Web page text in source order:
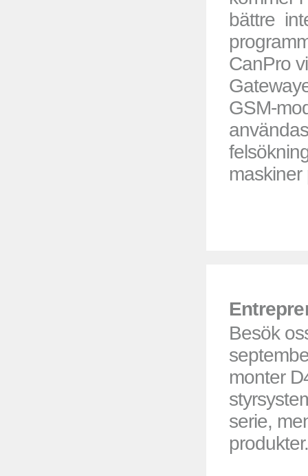
bättre
CanPro
GSM-
Besök
monter
serie,
produkter.